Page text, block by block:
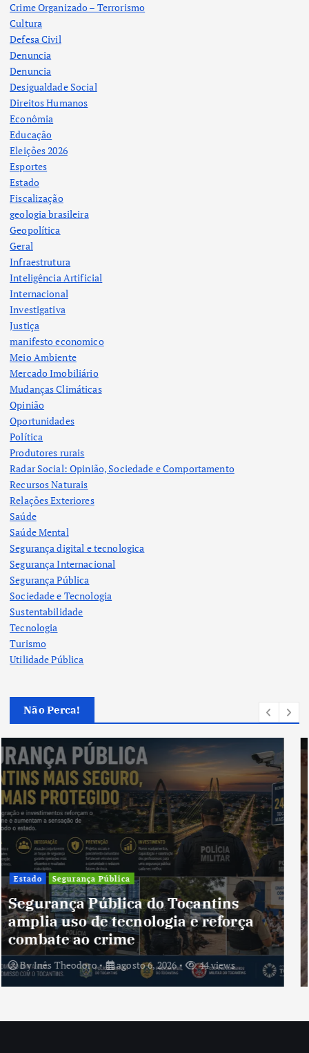
Crime Organizado – Terrorismo
Cultura
Defesa Civil
Denuncia
Denuncia
Desigualdade Social
Direitos Humanos
Econômia
Educação
Eleições 2026
Esportes
Estado
Fiscalização
geologia brasileira
Geopolítica
Geral
Infraestrutura
Inteligência Artificial
Internacional
Investigativa
Justiça
manifesto economico
Meio Ambiente
Mercado Imobiliário
Mudanças Climáticas
Opinião
Oportunidades
Política
Produtores rurais
Radar Social: Opinião, Sociedade e Comportamento
Recursos Naturais
Relações Exteriores
Saúde
Saúde Mental
Segurança digital e tecnologica
Segurança Internacional
Segurança Pública
Sociedade e Tecnologia
Sustentabilidade
Tecnologia
Turismo
Utilidade Pública
Não Perca!
Cultura
Cultura do Tocantins preserva
tradições e fortalece identidade de
um estado em constante
transformação
ByInês Theodoro agosto 5, 2026 41 views